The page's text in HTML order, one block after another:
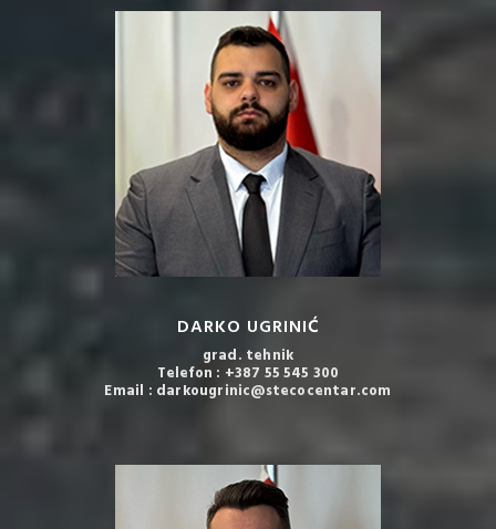
DARKO UGRINIĆ
grad. tehnik
Telefon : +387 55 545 300
Email : darkougrinic@stecocentar.com